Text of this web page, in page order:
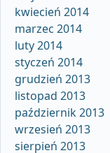
kwiecień 2014
marzec 2014
luty 2014
styczeń 2014
grudzień 2013
listopad 2013
październik 2013
wrzesień 2013
sierpień 2013